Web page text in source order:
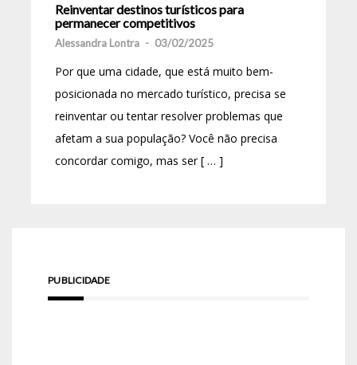
Reinventar destinos turísticos para
permanecer competitivos
Alessandra Lontra - 03/02/2025
Por que uma cidade, que está muito bem-
posicionada no mercado turístico, precisa se
reinventar ou tentar resolver problemas que
afetam a sua população? Você não precisa
concordar comigo, mas ser [ … ]
PUBLICIDADE